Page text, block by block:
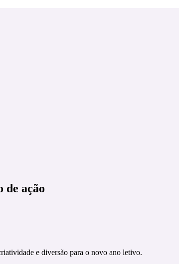
de ação
e diversão para o novo ano letivo.